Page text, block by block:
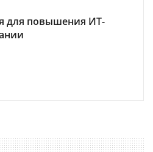
для повышения ИТ-